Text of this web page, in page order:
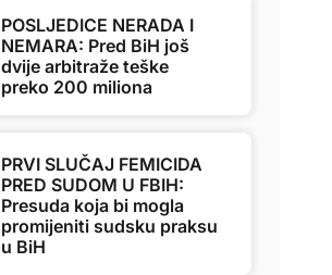
POSLJEDICE NERADA I
NEMARA: Pred BiH još
dvije arbitraže teške
preko 200 miliona
PRVI SLUČAJ FEMICIDA
PRED SUDOM U FBIH:
Presuda koja bi mogla
promijeniti sudsku praksu
u BiH